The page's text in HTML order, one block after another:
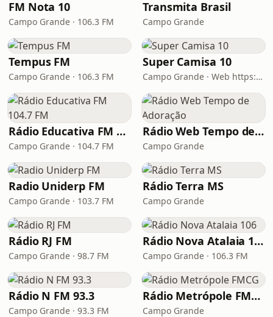
FM Nota 10
Campo Grande · 106.3 FM
Transmita Brasil
Campo Grande
Tempus FM
Campo Grande · 106.3 FM
Super Camisa 10
Campo Grande · Web https://supercamisa1
Rádio Educativa FM 104.7 FM
Campo Grande · 104.7 FM
Rádio Web Tempo de Adoração
Campo Grande
Radio Uniderp FM
Campo Grande · 103.7 FM
Rádio Terra MS
Campo Grande
Rádio RJ FM
Campo Grande · 98.7 FM
Rádio Nova Atalaia 106
Campo Grande · 106.3 FM
Rádio N FM 93.3
Campo Grande · 93.3 FM
Rádio Metrópole FMCG
Campo Grande